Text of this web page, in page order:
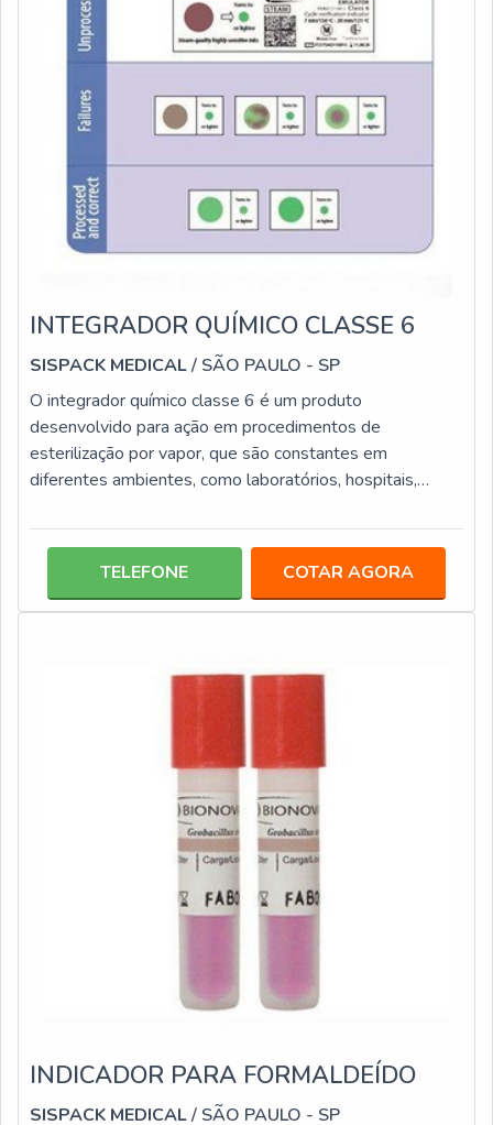
INTEGRADOR QUÍMICO CLASSE 6
SISPACK MEDICAL/ SÃO PAULO - SP
O integrador químico classe 6 é um produto
desenvolvido para ação em procedimentos de
esterilização por vapor, que são constantes em
diferentes ambientes, como laboratórios, hospitais,
modalidade de EMULADOR químico tem um papel
avalia diferentes parâmetros, tais como: Qualidade do
vapor; Tempo de exposição; Temperatura.Informações
TELEFONE COTAR AGORA
INDICADOR PARA FORMALDEÍDO
SISPACK MEDICAL/ SÃO PAULO - SP